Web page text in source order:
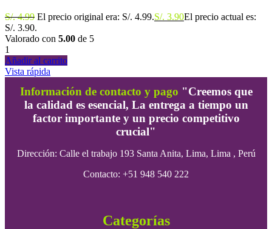
S/.4.99 El precio original era: S/. 4.99.S/. 3.90El precio actual es:
S/. 3.90.
Valorado con 5.00 de 5
1
Añadir al carrito
Vista rápida
Información de contacto y pago "Creemos que
la calidad es esencial, La entrega a tiempo un
factor importante y un precio competitivo
crucial"
Dirección: Calle el trabajo 193 Santa Anita, Lima, Lima , Perú
Contacto: +51 948 540 222
Categorías